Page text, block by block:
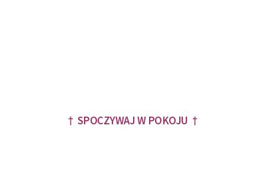
† SPOCZYWAJ W POKOJU †